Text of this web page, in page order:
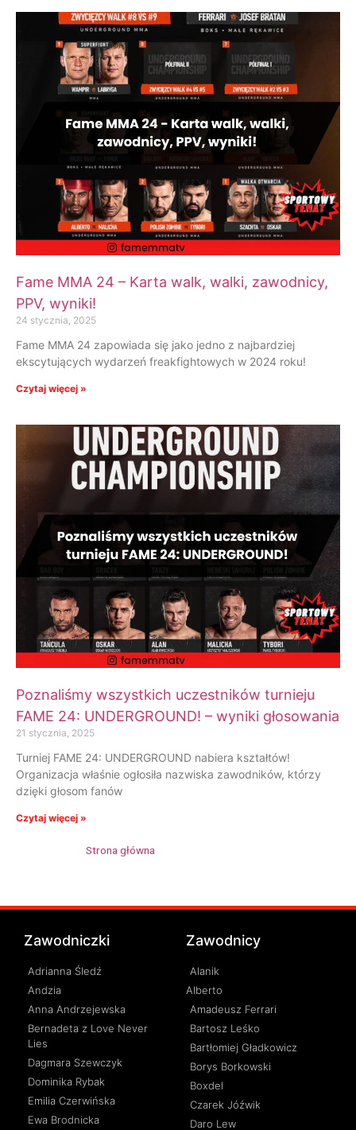
Fame MMA 24 – Karta walk, walki, zawodnicy,
PPV, wyniki!
24 stycznia, 2025
Fame MMA 24 zapowiada się jako jedno z najbardziej
ekscytujących wydarzeń freakfightowych w 2024 roku!
Czytaj więcej »
Poznaliśmy wszystkich uczestników turnieju
FAME 24: UNDERGROUND! – wyniki głosowania
21 stycznia, 2025
Turniej FAME 24: UNDERGROUND nabiera kształtów!
Organizacja właśnie ogłosiła nazwiska zawodników, którzy
dzięki głosom fanów
Czytaj więcej »
Strona główna
Zawodniczki
Adrianna Śledź
Andzia
Anna Andrzejewska
Bernadeta z Love Never
Lies
Dagmara Szewczyk
Dominika Rybak
Emilia Czerwińska
Ewa Brodnicka
Zawodnicy
Alanik
Alberto
Amadeusz Ferrari
Bartosz Leśko
Bartłomiej Gładkowicz
Borys Borkowski
Boxdel
Czarek Jóźwik
Daro Lew